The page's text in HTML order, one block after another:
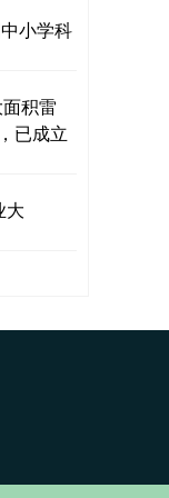
小学科
积雷
已成立
大